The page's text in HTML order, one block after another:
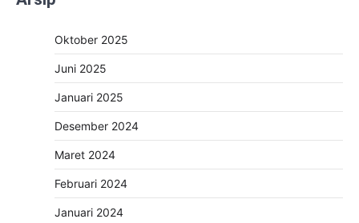
Oktober 2025
Juni 2025
Januari 2025
Desember 2024
Maret 2024
Februari 2024
Januari 2024